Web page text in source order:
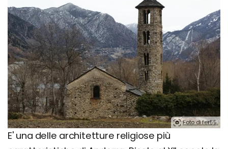
Foto di fer55..
E' una delle architetture religiose più